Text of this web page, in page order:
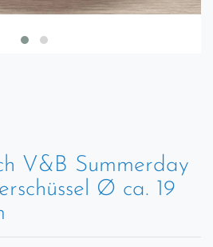
V&B Summerday
Ø ca. 19